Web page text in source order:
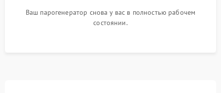
Ваш парогенератор снова у вас в полностью рабочем
состоянии.